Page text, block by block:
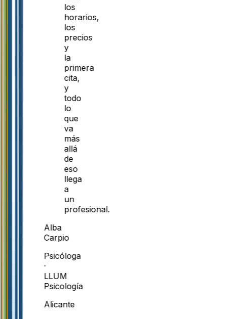
los
horarios,
los
precios
y
la
primera
cita,
y
todo
lo
que
va
más
allá
de
eso
llega
a
un
profesional.
Alba
Carpio
Psicóloga
·
LLUM
Psicología
Alicante